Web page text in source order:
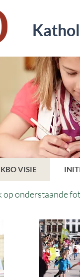
KBO VISIE
op onderstaande